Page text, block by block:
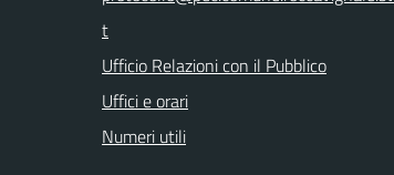
Ufficio Relazioni con il Pubblico
Uffici e orari
Numeri utili